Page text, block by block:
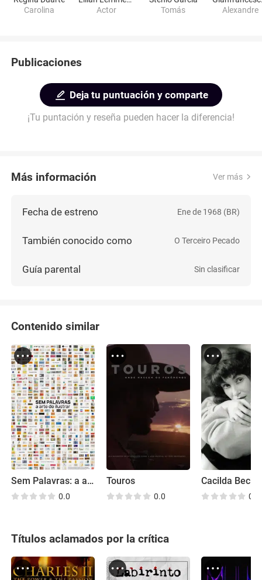
Carolina
Actor
Tomás
Alexandre
Publicaciones
Deja tu puntuación y comparte
¡Tu puntación y reseña pueden hacer la diferencia!
Más información Ver más
Fecha de estreno Ene de 1968 (BR)
También conocido como O Terceiro Pecado
Guía parental Sin clasificar
Contenido similar
Sem Palavras: a arte de ilustrar
0.0
Touros
0.0 0.0
Títulos aclamados por la crítica